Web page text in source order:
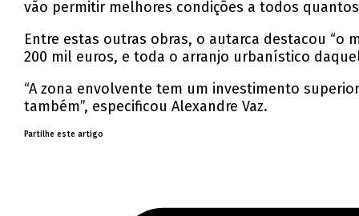
vão permitir melhores condições a todos
Entre estas outras obras, o autarca destacou
200 mil euros, e toda o arranjo urbanístico
“A zona envolvente tem um investimento
também”, especificou Alexandre Vaz.
Partilhe este artigo